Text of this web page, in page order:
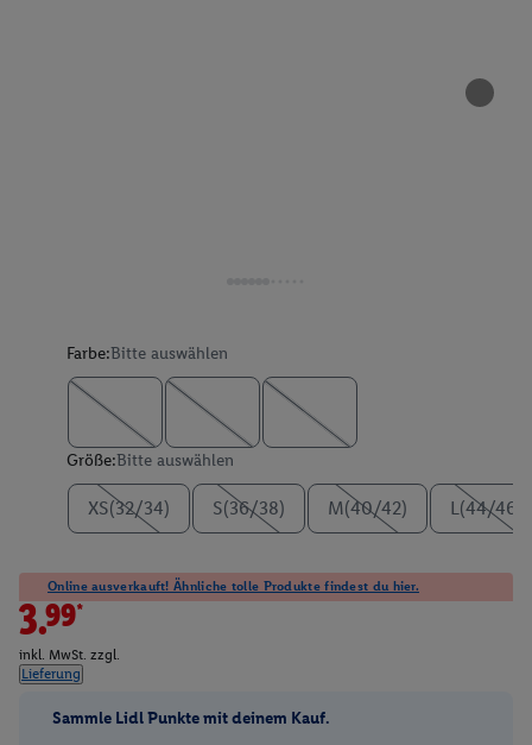
Farbe:Bitte auswählen
Größe:Bitte auswählen
XS(32/34) S(36/38) M(40/42) L(44/46)
Online ausverkauft! Ähnliche tolle Produkte findest du hier.
3.99*
inkl. MwSt. zzgl.
Lieferung
Sammle Lidl Punkte mit deinem Kauf.